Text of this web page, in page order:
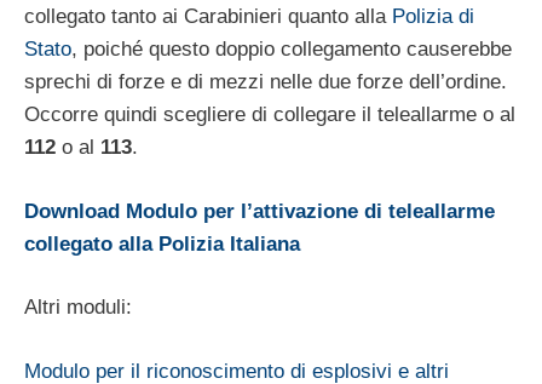
collegato tanto ai Carabinieri quanto alla Polizia di
Stato, poiché questo doppio collegamento causerebbe
sprechi di forze e di mezzi nelle due forze dell’ordine.
Occorre quindi scegliere di collegare il teleallarme o al
112 o al 113.
Download Modulo per l’attivazione di teleallarme
collegato alla Polizia Italiana
Altri moduli:
Modulo per il riconoscimento di esplosivi e altri